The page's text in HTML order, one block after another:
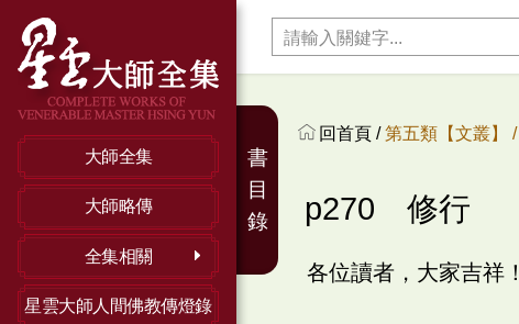
大師全集
大師略傳
全集相關
星雲大師人間佛教傳燈錄
回首頁 /第五類【文叢】 /
p270 修行
各位讀者，大家吉祥！
書
目
錄